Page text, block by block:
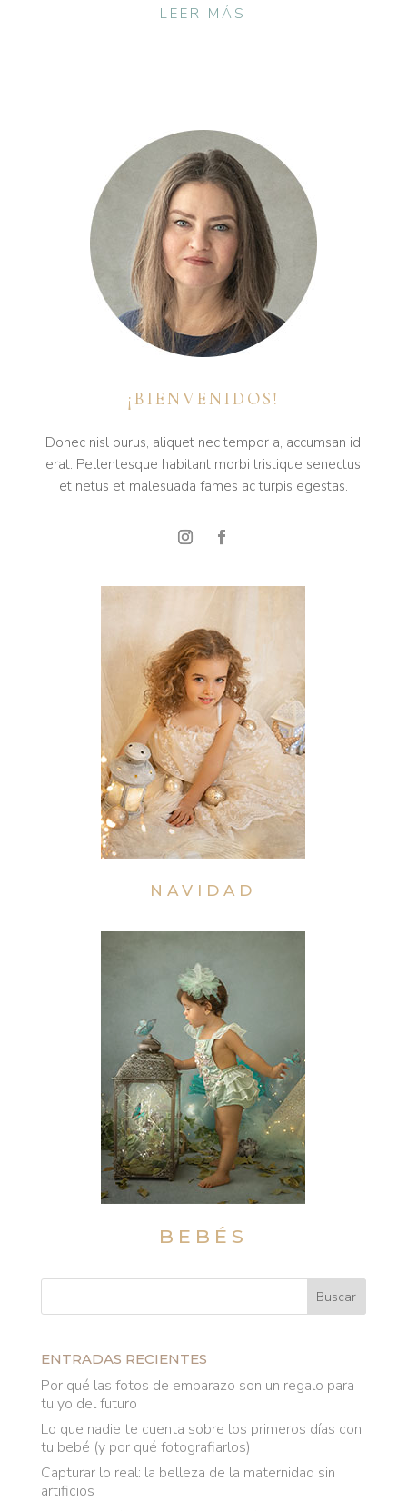
LEER MÁS
¡BIENVENIDOS!
Donec nisl purus, aliquet nec tempor a, accumsan id
erat. Pellentesque habitant morbi tristique senectus
et netus et malesuada fames ac turpis egestas.
NAVIDAD
BEBÉS
ENTRADAS RECIENTES
Por qué las fotos de embarazo son un regalo para
tu yo del futuro
Lo que nadie te cuenta sobre los primeros días con
tu bebé (y por qué fotografiarlos)
Capturar lo real: la belleza de la maternidad sin
artificios